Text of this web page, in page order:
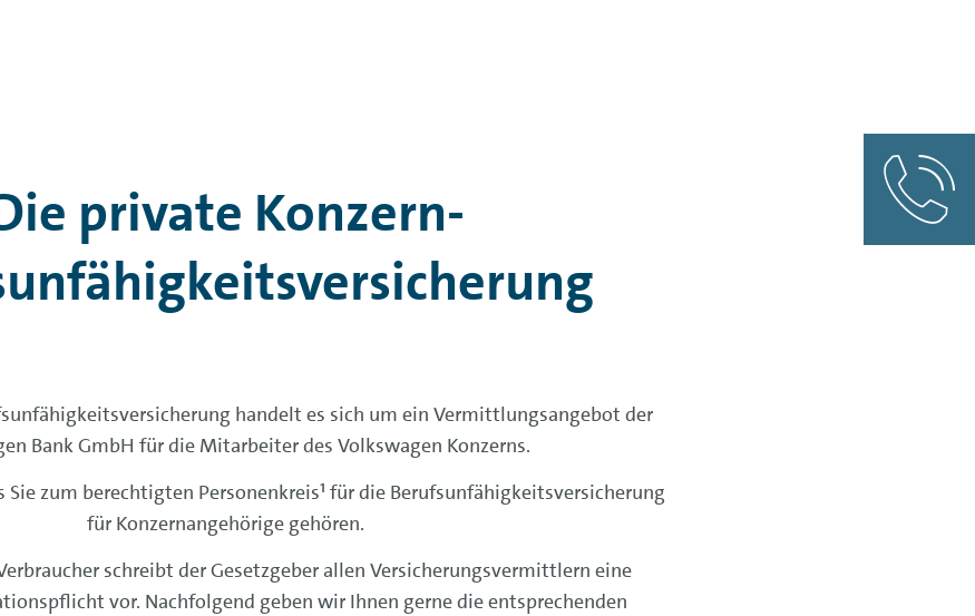
private Konzern-
handelt es sich um ein Vermittlungs­angebot der
Bank GmbH für die Mitarbeiter des Volkswagen Konzerns.
Sie zum berechtigten Personen­kreis¹ für die Berufs­unfähigkeits­versicherung
für Konzern­angehörige gehören.
schreibt der Gesetzgeber allen Versicherungsvermittlern eine
vor. Nachfolgend geben wir Ihnen gerne die entsprechenden